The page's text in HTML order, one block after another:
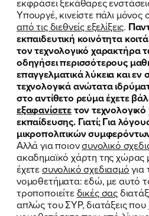
Υπουργέ, κινείστε πάλι μόνος
από τις διεθνείς εξελίξεις.
εκπαιδευτική κοινότητα
τον τεχνολογικό χαρακτήρα
οδηγήσει περισσότερους
επαγγελματικά λύκεια και εν
τεχνολογικά ανώτατα
στο αντίθετο ρεύμα έχετε
εξαφανίσετετον
εκπαίδευσης. Γιατί; Για
μικροπολιτικών
Αλλά για ποιονσυνολικό
ακαδημαϊκό χάρτη της χώρας
έχετεσυνολικό σχεδιασμόγια
νομοθετήματα: εδώ, με αυτό
τροποποιείτεδικές σας
απλώς του ΣΥΡ, διατάξεις που